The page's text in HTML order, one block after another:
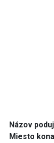
Názov
Miesto